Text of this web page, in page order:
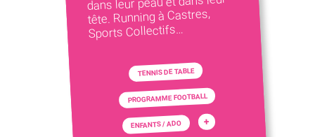
tête. Running à Castres,
Sports Collectifs…
TENNIS DE TABLE
PROGRAMME FOOTBALL
ENFANTS / ADO +